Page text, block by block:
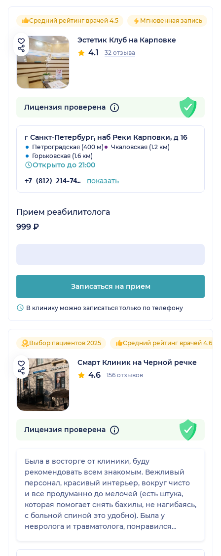
Средний рейтинг врачей 4.5 Мгновенная запись
Эстетик Клуб на Карповке
4.1 32 отзыва
Лицензия проверена
г Санкт-Петербург, наб Реки Карповки, д 16
Петроградская (400 м)
Чкаловская (1.2 км)
Горьковская (1.6 км)
Открыто до 21:00
+7 (812) 214-74-02 показать
Прием реабилитолога
999 ₽
Записаться на прием
В клинику можно записаться только по телефону
Выбор пациентов 2025 Средний рейтинг врачей 4.6
Смарт Клиник на Черной речке
4.6 156 отзывов
Лицензия проверена
Была в восторге от клиники, буду
рекомендовать всем знакомым. Вежливый
персонал, красивый интерьер, вокруг чисто
и все продуманно до мелочей (есть штука,
которая помогает снять бахилы, не нагибаясь,
с больной спиной это удобно). Была у
невролога и травматолога, понравился
состояния.